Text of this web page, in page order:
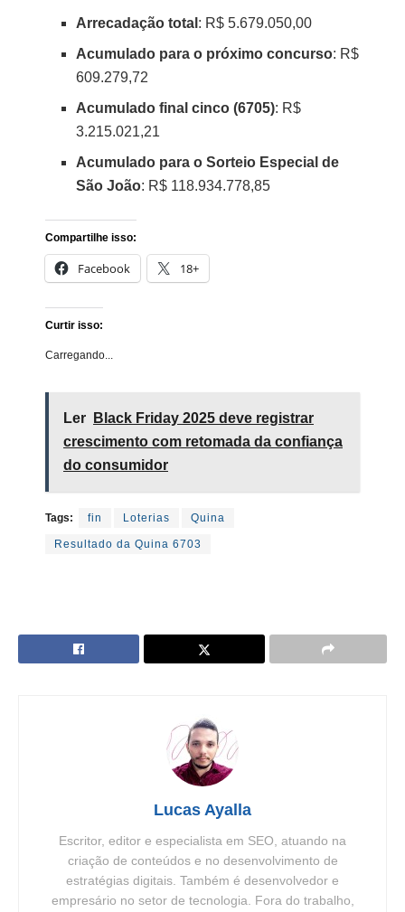
Arrecadação total : R$ 5.679.050,00
Acumulado para o próximo concurso: R$
609.279,72
Acumulado final cinco (6705): R$
3.215.021,21
Acumulado para o Sorteio Especial de
São João: R$ 118.934.778,85
Compartilhe isso:
Facebook 18+
Curtir isso:
Carregando...
Ler
Black Friday 2025 deve registrar
crescimento com retomada da confiança
do consumidor
Tags: fin Loterias Quina
Resultado da Quina 6703
Lucas Ayalla
Escritor, editor e especialista em SEO, atuando na
criação de conteúdos e no desenvolvimento de
estratégias digitais. Também é desenvolvedor e
empresário no setor de tecnologia. Fora do trabalho,